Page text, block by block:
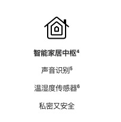
智能家居中枢脚
⁴
声音识别脚
⁵
温湿度传感器脚
⁶
私密又安全